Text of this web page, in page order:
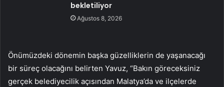
bekletiliyor
Ağustos 8, 2026
Önümüzdeki dönemin başka güzelliklerin de yaşanacağı
bir süreç olacağını belirten Yavuz, “Bakın göreceksiniz
gerçek belediyecilik açısından Malatya’da ve ilçelerde